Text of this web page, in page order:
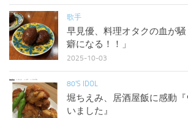
歌手
早見優、料理オタクの血が
癖になる！！」
2025-10-03
80'S IDOL
堀ちえみ、居酒屋飯に感動
いました』